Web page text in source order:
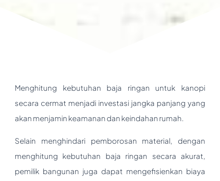
Menghitung kebutuhan baja ringan untuk kanopi
secara cermat menjadi investasi jangka panjang yang
akan menjamin keamanan dan keindahan rumah.
Selain menghindari pemborosan material, dengan
menghitung kebutuhan baja ringan secara akurat,
pemilik bangunan juga dapat mengefisienkan biaya